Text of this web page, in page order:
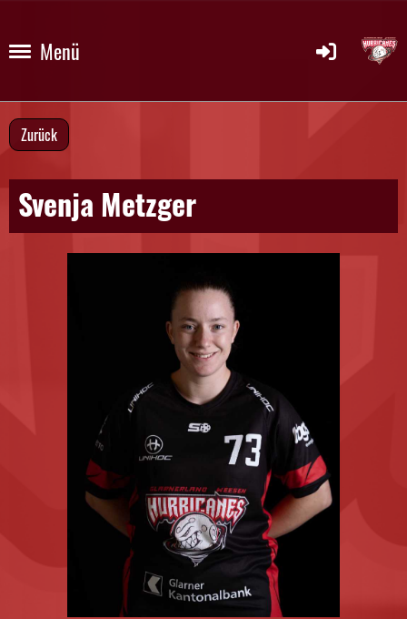
Menü
Zurück
Svenja Metzger